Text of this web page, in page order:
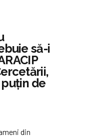
să-i
de
din